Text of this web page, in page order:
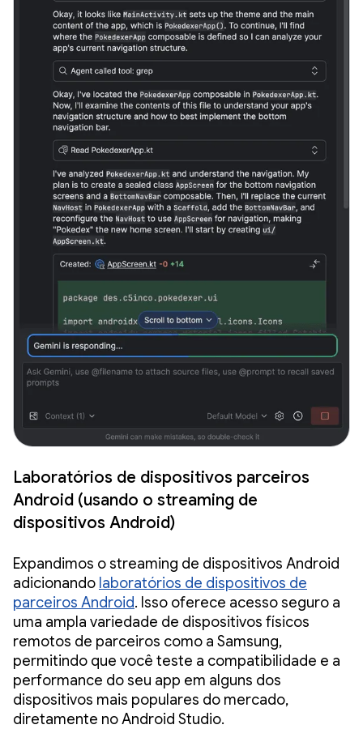
Laboratórios de dispositivos parceiros
Android (usando o streaming de
dispositivos Android)
Expandimos o streaming de dispositivos Android
adicionando laboratórios de dispositivos de
parceiros Android. Isso oferece acesso seguro a
uma ampla variedade de dispositivos físicos
remotos de parceiros como a Samsung,
permitindo que você teste a compatibilidade e a
performance do seu app em alguns dos
dispositivos mais populares do mercado,
diretamente no Android Studio.